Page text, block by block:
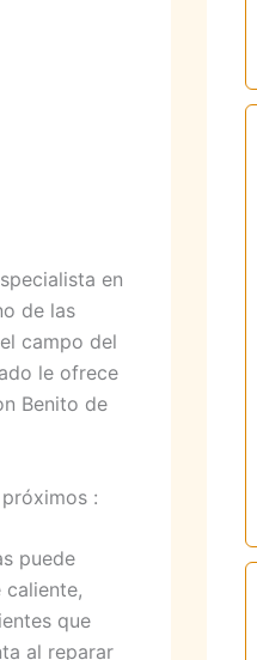
en
de las
campo del
le ofrece
Benito de
:
puede
caliente,
que
al reparar